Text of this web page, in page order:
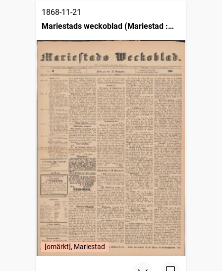
1868-11-21
Mariestads weckoblad (Mariestad :
[omärkt], Mariestad